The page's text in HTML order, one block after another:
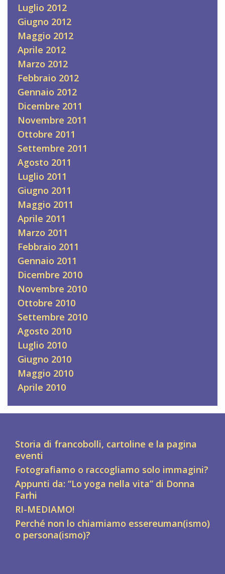
Luglio 2012
Giugno 2012
Maggio 2012
Aprile 2012
Marzo 2012
Febbraio 2012
Gennaio 2012
Dicembre 2011
Novembre 2011
Ottobre 2011
Settembre 2011
Agosto 2011
Luglio 2011
Giugno 2011
Maggio 2011
Aprile 2011
Marzo 2011
Febbraio 2011
Gennaio 2011
Dicembre 2010
Novembre 2010
Ottobre 2010
Settembre 2010
Agosto 2010
Luglio 2010
Giugno 2010
Maggio 2010
Aprile 2010
Storia di francobolli, cartoline e la pagina
eventi
Fotografiamo o raccogliamo solo immagini?
Appunti da: “Lo yoga nella vita” di Donna
Farhi
RI-MEDIAMO!
Perché non lo chiamiamo essereuman(ismo)
o persona(ismo)?